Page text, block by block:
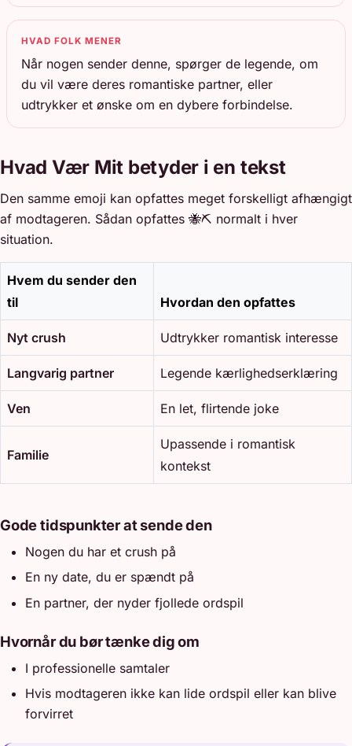
HVAD FOLK MENER
Når nogen sender denne, spørger de legende, om
du vil være deres romantiske partner, eller
udtrykker et ønske om en dybere forbindelse.
Hvad Vær Mit betyder i en tekst
Den samme emoji kan opfattes meget forskelligt afhængigt
af modtageren. Sådan opfattes 🐝⛏️ normalt i hver
situation.
Hvem du sender den
til
Hvordan den opfattes
Nyt crush Udtrykker romantisk interesse
Langvarig partner Legende kærlighedserklæring
Ven En let, flirtende joke
Familie
Upassende i romantisk
kontekst
Gode tidspunkter at sende den
Nogen du har et crush på
En ny date, du er spændt på
En partner, der nyder fjollede ordspil
Hvornår du bør tænke dig om
I professionelle samtaler
Hvis modtageren ikke kan lide ordspil eller kan blive
forvirret